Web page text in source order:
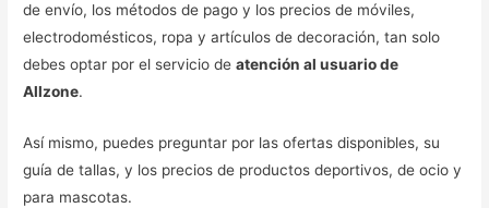
de envío, los métodos de pago y los precios de móviles,
electrodomésticos, ropa y artículos de decoración, tan solo
debes optar por el servicio deatención al usuario de
Allzone.
Así mismo, puedes preguntar por las ofertas disponibles, su
guía de tallas, y los precios de productos deportivos, de ocio y
para mascotas.